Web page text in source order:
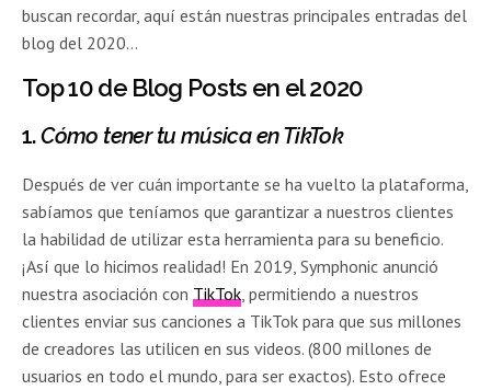
buscan recordar, aquí están nuestras principales entradas del
blog del 2020…
Top 10 de Blog Posts en el 2020
1.Cómo tener tu música en TikTok
Después de ver cuán importante se ha vuelto la plataforma,
sabíamos que teníamos que garantizar a nuestros clientes
la habilidad de utilizar esta herramienta para su beneficio.
¡Así que lo hicimos realidad! En 2019, Symphonic anunció
nuestra asociación con TikTok , permitiendo a nuestros
clientes enviar sus canciones a TikTok para que sus millones
de creadores las utilicen en sus videos. (800 millones de
usuarios en todo el mundo, para ser exactos). Esto ofrece